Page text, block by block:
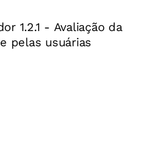
os estudantes de 5º ano.
se apresentam,